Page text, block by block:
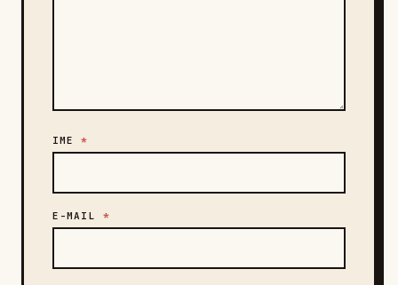
IME*
E-MAIL *